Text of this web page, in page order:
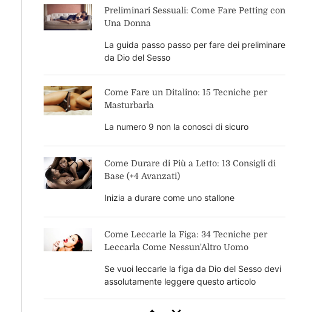
Preliminari Sessuali: Come Fare Petting con
Una Donna
La guida passo passo per fare dei preliminare
da Dio del Sesso
Come Fare un Ditalino: 15 Tecniche per
Masturbarla
La numero 9 non la conosci di sicuro
Come Durare di Più a Letto: 13 Consigli di
Base (+4 Avanzati)
Inizia a durare come uno stallone
Come Leccarle la Figa: 34 Tecniche per
Leccarla Come Nessun'Altro Uomo
Se vuoi leccarle la figa da Dio del Sesso devi
assolutamente leggere questo articolo